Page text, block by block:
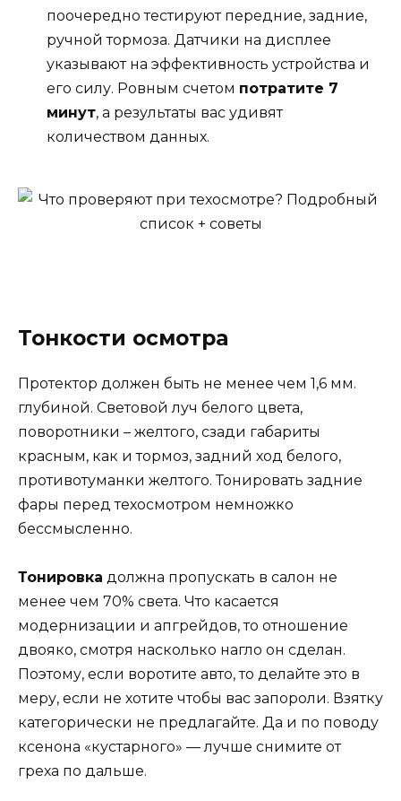
поочередно тестируют передние, задние,
ручной тормоза. Датчики на дисплее
указывают на эффективность устройства и
его силу. Ровным счетом потратите 7
минут, а результаты вас удивят
количеством данных.
Тонкости осмотра
Протектор должен быть не менее чем 1,6 мм.
глубиной. Световой луч белого цвета,
поворотники – желтого, сзади габариты
красным, как и тормоз, задний ход белого,
противотуманки желтого. Тонировать задние
фары перед техосмотром немножко
бессмысленно.
Тонировка должна пропускать в салон не
менее чем 70% света. Что касается
модернизации и апгрейдов, то отношение
двояко, смотря насколько нагло он сделан.
Поэтому, если воротите авто, то делайте это в
меру, если не хотите чтобы вас запороли. Взятку
категорически не предлагайте. Да и по поводу
ксенона «кустарного» — лучше снимите от
греха по дальше.